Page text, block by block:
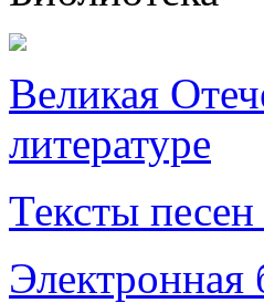
Великая
литературе
Тексты
Электронная